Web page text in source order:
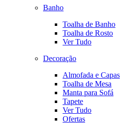
Banho
Toalha de Banho
Toalha de Rosto
Ver Tudo
Decoração
Almofada e Capas
Toalha de Mesa
Manta para Sofá
Tapete
Ver Tudo
Ofertas